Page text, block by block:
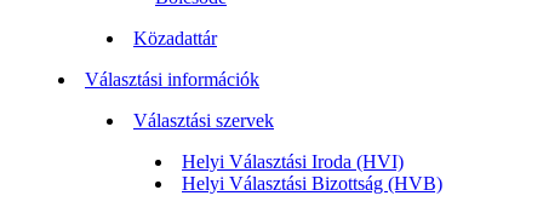
Közadattár
Választási információk
Választási szervek
Helyi Választási Iroda (HVI)
Helyi Választási Bizottság (HVB)